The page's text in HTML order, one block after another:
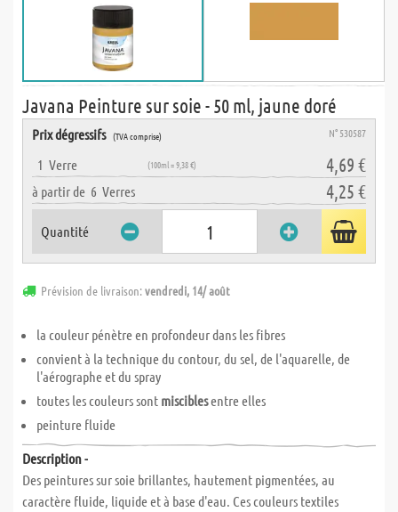
Javana Peinture sur soie - 50 ml, jaune doré
Prix dégressifs (TVA comprise) N° 530587
1 Verre (100ml = 9,38 €) 4,69 €
à partir de 6 Verres 4,25 €
Quantité
Prévision de livraison:vendredi, 14/ août
la couleur pénètre en profondeur dans les fibres
convient à la technique du contour, du sel, de l'aquarelle, de
l'aérographe et du spray
toutes les couleurs sont misciblesentre elles
peinture fluide
Description -
Des peintures sur soie brillantes, hautement pigmentées, au
caractère fluide, liquide et à base d'eau. Ces couleurs textiles